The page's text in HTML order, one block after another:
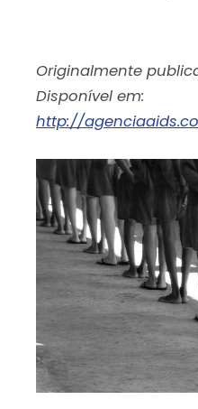
Originalmente
Disponível em:
http://